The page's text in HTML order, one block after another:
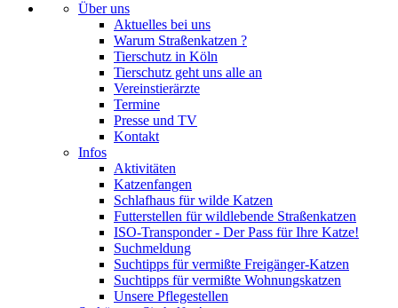
Über uns
Aktuelles bei uns
Warum Straßenkatzen ?
Tierschutz in Köln
Tierschutz geht uns alle an
Vereinstierärzte
Termine
Presse und TV
Kontakt
Infos
Aktivitäten
Katzenfangen
Schlafhaus für wilde Katzen
Futterstellen für wildlebende Straßenkatzen
ISO-Transponder - Der Pass für Ihre Katze!
Suchmeldung
Suchtipps für vermißte Freigänger-Katzen
Suchtipps für vermißte Wohnungskatzen
Unsere Pflegestellen